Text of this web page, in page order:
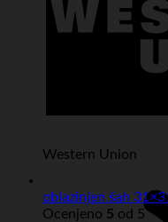
Western Union
oblazinjen šah
Ocenjeno 5 od 5